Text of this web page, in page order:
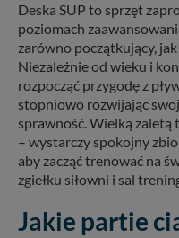
Deska SUP to sprzęt
poziomach
zarówno początkujący,
Niezależnie od wieku i
rozpocząć przygodę z
stopniowo rozwijając
sprawność. Wielką
– wystarczy spokojny
aby zacząć trenować na
zgiełku siłowni i sal
Jakie partie